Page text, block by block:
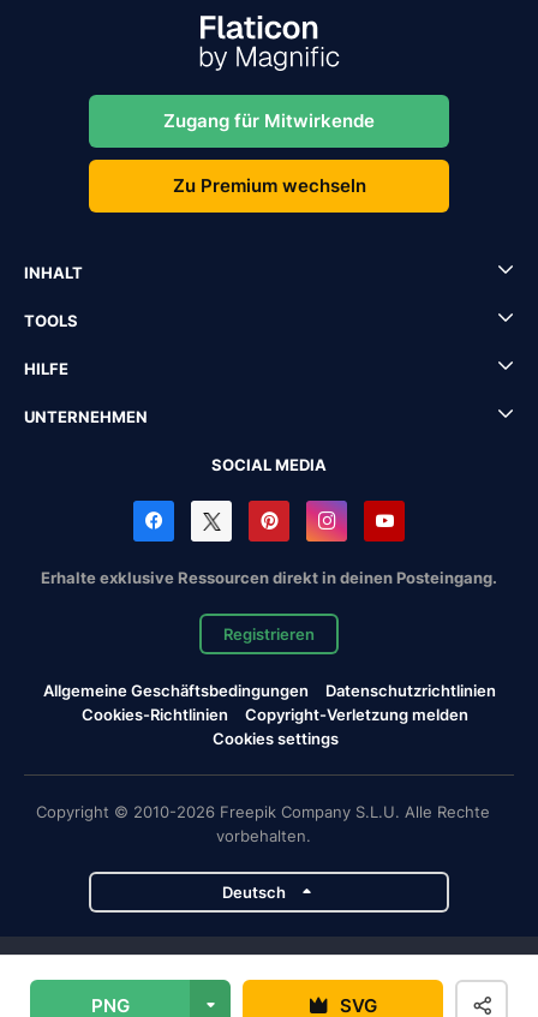
PNG SVG
Zugang für Mitwirkende
Zu Premium wechseln
INHALT
TOOLS
HILFE
UNTERNEHMEN
SOCIAL MEDIA
Erhalte exklusive Ressourcen direkt in deinen Posteingang.
Registrieren
Allgemeine Geschäftsbedingungen
Datenschutzrichtlinien
Cookies-Richtlinien
Copyright-Verletzung melden
Cookies settings
Copyright © 2010-2026 Freepik Company S.L.U. Alle Rechte
vorbehalten.
Deutsch